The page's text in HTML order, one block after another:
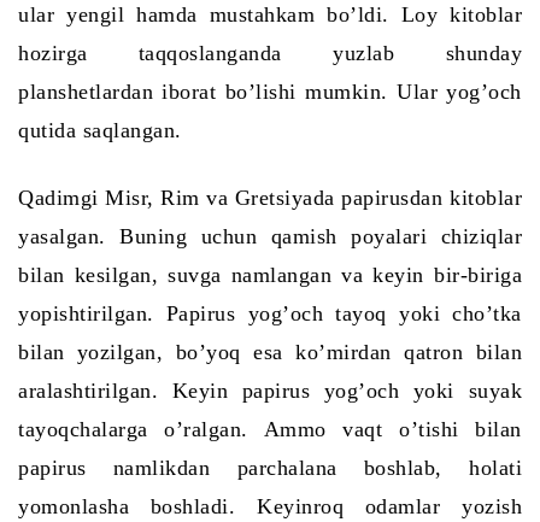
ular yengil hamda mustahkam bo’ldi. Loy kitoblar
hozirga taqqoslangandayuzlab shunday
planshetlardan iborat bo’lishi mumkin. Ular yog’och
qutida saqlangan.
Qadimgi Misr, Rim va Gretsiyada papirusdan kitoblar
yasalgan. Buning uchun qamish poyalari chiziqlar
bilan kesilgan, suvga namlangan va keyin bir-biriga
yopishtirilgan. Papirus yog’och tayoq yoki cho’tka
bilan yozilgan, bo’yoq esa ko’mirdan qatron bilan
aralashtirilgan. Keyin papirus yog’och yoki suyak
tayoqchalarga o’ralgan. Ammo vaqt o’tishi bilan
papirus namlikdan parchalana boshlab, holati
yomonlasha boshladi. Keyinroq odamlar yozish